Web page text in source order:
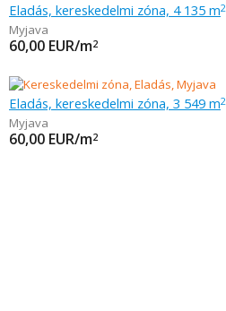
Eladás, kereskedelmi zóna, 4 135 m2
Myjava
60,00 EUR/m2
Eladás, kereskedelmi zóna, 3 549 m2
Myjava
60,00 EUR/m2